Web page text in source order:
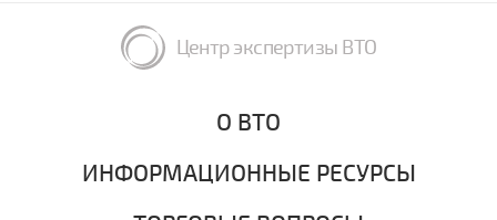
Центр экспертизы ВТО
О ВТО
ИНФОРМАЦИОННЫЕ РЕСУРСЫ